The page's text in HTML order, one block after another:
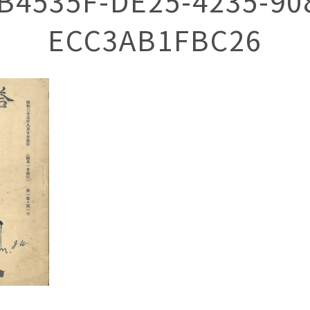
ECC3AB1FBC26